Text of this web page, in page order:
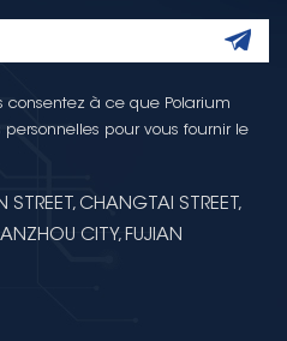
consentez à ce que Polarium
pour vous fournir le
CHANGTAI STREET,
CITY, FUJIAN